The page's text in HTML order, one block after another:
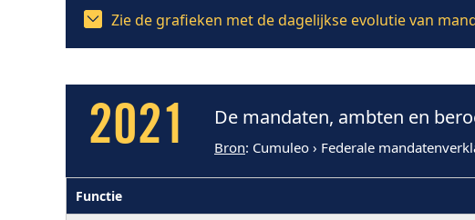
Zie de grafieken met de dagelijkse evolutie van
2021 De mandaten, ambten en
Bron: Cumuleo › Federale
Functie